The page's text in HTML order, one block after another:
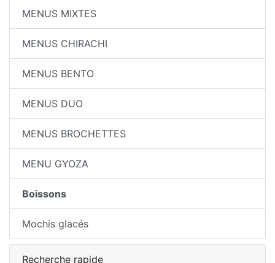
MENUS MIXTES
MENUS CHIRACHI
MENUS BENTO
MENUS DUO
MENUS BROCHETTES
MENU GYOZA
Boissons
Mochis glacés
Recherche rapide